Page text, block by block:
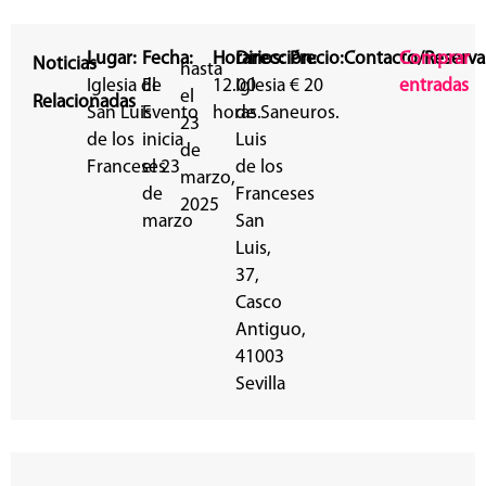
Noticias
Relacionadas
Lugar:
Iglesia de
San Luis
de los
Franceses
Fecha:
El
Evento
inicia
el 23
de
marzo
hasta
el
23
de
marzo,
2025
Horarios:
12.00
horas.
Dirección:
Iglesia
de San
Luis
de los
Franceses
San
Luis,
37,
Casco
Antiguo,
41003
Sevilla
Precio:
€ 20
euros.
Contacto/Comprar
entradas